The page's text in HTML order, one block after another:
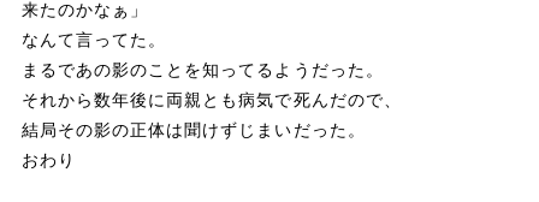
来たのかなぁ」
なんて言ってた。
まるであの影のことを知ってるようだった。
それから数年後に両親とも病気で死んだので、
結局その影の正体は聞けずじまいだった。
おわり